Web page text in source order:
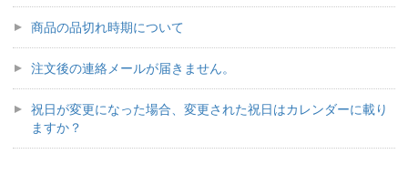
商品の品切れ時期について
注文後の連絡メールが届きません。
祝日が変更になった場合、変更された祝日はカレンダーに載り
ますか？